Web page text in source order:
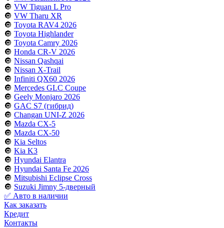
🔘 VW Tiguan L Pro
🔘 VW Tharu XR
🔘 Toyota RAV4 2026
🔘 Toyota Highlander
🔘 Toyota Camry 2026
🔘 Honda CR-V 2026
🔘 Nissan Qashqai
🔘 Nissan X-Trail
🔘 Infiniti QX60 2026
🔘 Mercedes GLC Coupe
🔘 Geely Monjaro 2026
🔘 GAC S7 (гибрид)
🔘 Changan UNI-Z 2026
🔘 Mazda CX-5
🔘 Mazda CX-50
🔘 Kia Seltos
🔘 Kia K3
🔘 Hyundai Elantra
🔘 Hyundai Santa Fe 2026
🔘 Mitsubishi Eclipse Cross
🔘 Suzuki Jimny 5-дверный
✅ Авто в наличии
Как заказать
Кредит
Контакты